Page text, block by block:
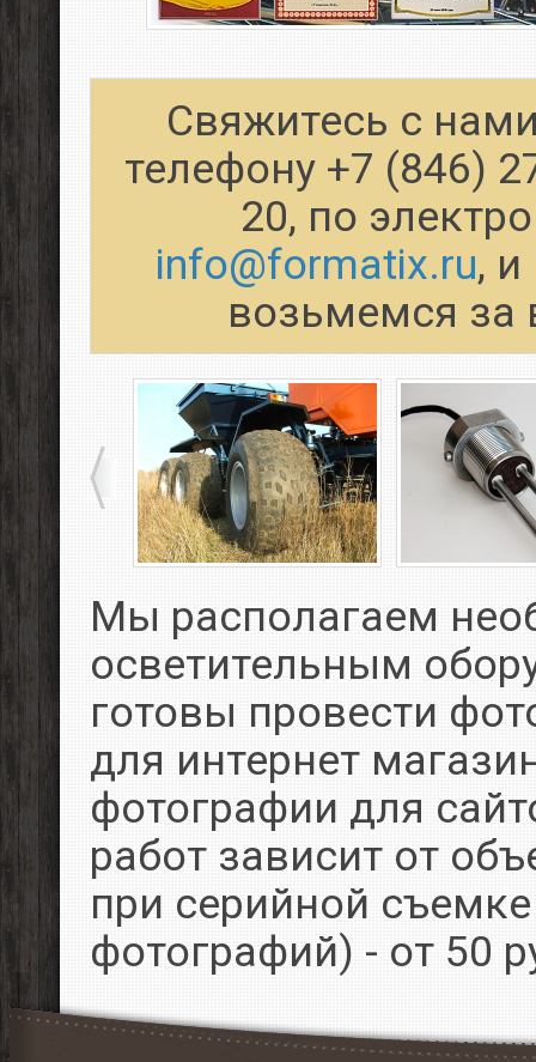
Свяжитесь с
телефону +7 (846)
20, по
info@formatix.ru,
возьмемся за
Мы располагаем
осветительным
готовы провести
для интернет
фотографии для
работ зависит от
при серийной
фотографий) - от 50